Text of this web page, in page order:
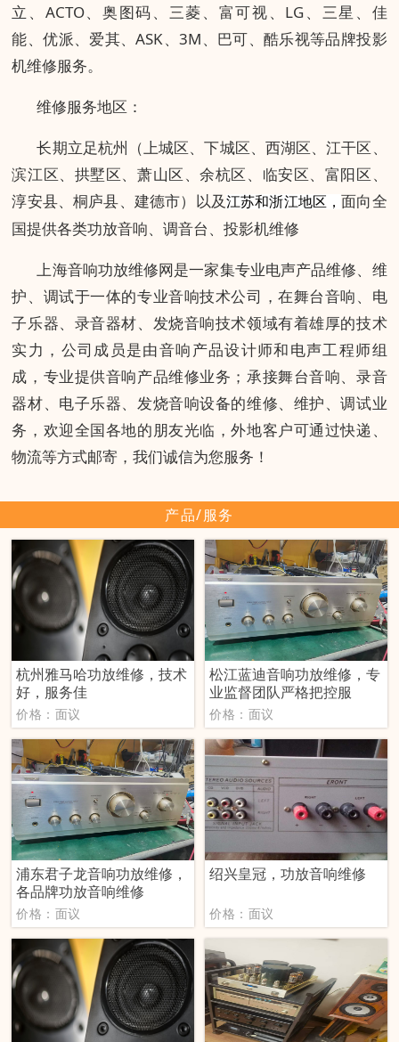
立、ACTO、奥图码、三菱、富可视、LG、三星、佳
能、优派、爱其、ASK、3M、巴可、酷乐视等品牌投影
机维修服务。
维修服务地区：
长期立足杭州（上城区、下城区、西湖区、江干区、
滨江区、拱墅区、萧山区、余杭区、临安区、富阳区、
淳安县、桐庐县、建德市）以及江苏和浙江地区， 面向全
国提供各类功放音响、调音台、投影机维修
上海音响功放维修网是一家集专业电声产品维修、维
护、调试于一体的专业音响技术公司，在舞台音响、电
子乐器、录音器材、发烧音响技术领域有着雄厚的技术
实力，公司成员是由音响产品设计师和电声工程师组
成，专业提供音响产品维修业务；承接舞台音响、录音
器材、电子乐器、发烧音响设备的维修、维护、调试业
务，欢迎全国各地的朋友光临，外地客户可通过快递、
物流等方式邮寄，我们诚信为您服务！
产品/服务
杭州雅马哈功放维修，技术
好，服务佳
价格：面议
松江蓝迪音响功放维修，专
业监督团队严格把控服
价格：面议
浦东君子龙音响功放维修，
各品牌功放音响维修
价格：面议
绍兴皇冠，功放音响维修
价格：面议